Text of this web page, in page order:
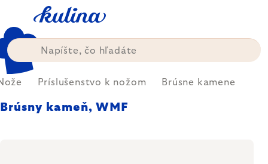
obsah
Príslušenstvo k nožom Brúsne kamene
Brúsny kameň, WMF